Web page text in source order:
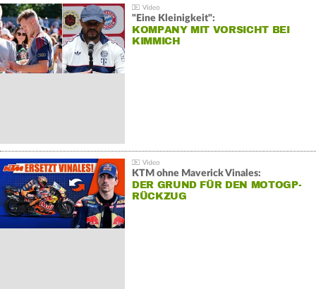
"Eine Kleinigkeit":
KOMPANY MIT VORSICHT BEI
KIMMICH
KTM ohne Maverick Vinales:
DER GRUND FÜR DEN MOTOGP-
RÜCKZUG